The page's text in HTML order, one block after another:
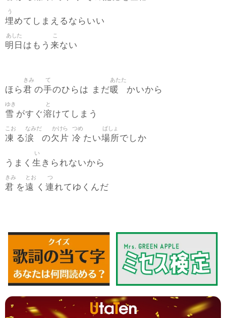
埋
う
めてしまえるならいい
明日
あした
はもう 来
こ
ない
ほら君
きみ
の手
て
のひらは まだ暖
あたた
かいから
雪
ゆき
がすぐ溶
と
けてしまう
凍
こお
る涙
なみだ
の欠片
かけら
冷
つめ
たい場所
ばしょ
でしか
うまく 生
い
きられないから
君
きみ
を遠
とお
く 連
つ
れてゆくんだ